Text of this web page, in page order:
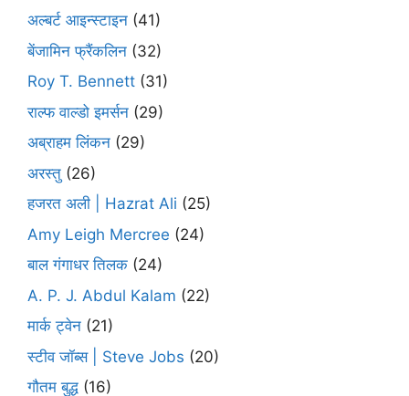
अल्बर्ट आइन्स्टाइन (41)
बेंजामिन फ्रैंकलिन (32)
Roy T. Bennett (31)
राल्फ वाल्डो इमर्सन (29)
अब्राहम लिंकन (29)
अरस्तु (26)
हजरत अली | Hazrat Ali (25)
Amy Leigh Mercree (24)
बाल गंगाधर तिलक (24)
A. P. J. Abdul Kalam (22)
मार्क ट्वेन (21)
स्टीव जॉब्स | Steve Jobs (20)
गौतम बुद्ध (16)